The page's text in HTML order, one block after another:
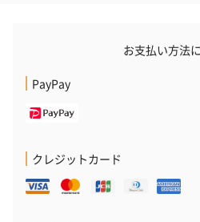
お支払い方法
PayPay
クレジットカード